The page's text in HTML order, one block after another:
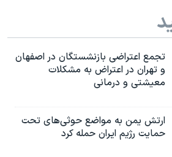
نوبل صلح
«سی‌پک»
تجمع اعتراضی بازنشستگان در اصفهان
و تهران در اعتراض به مشکلات
معیشتی و درمانی
ارتش یمن به مواضع حوثی‌های تحت
حمایت رژیم ایران حمله کرد